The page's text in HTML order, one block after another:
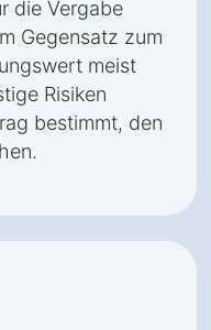
die Vergabe
Gegensatz zum
meist
Risiken
bestimmt, den